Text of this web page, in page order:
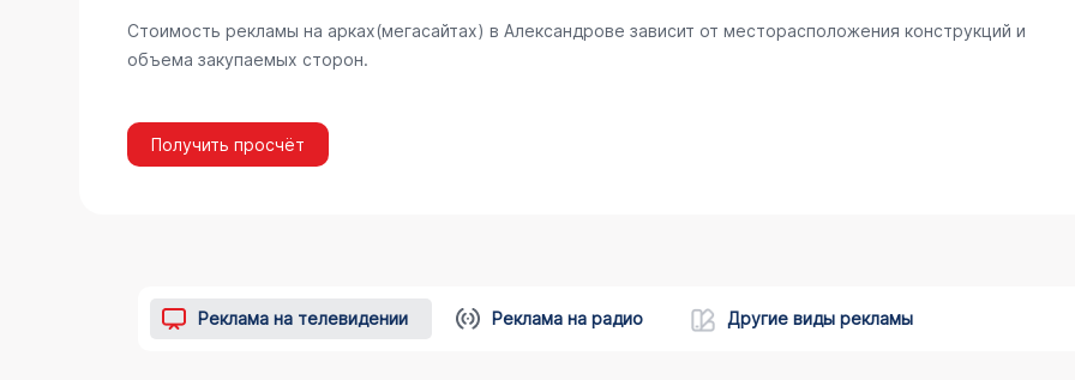
Стоимость рекламы на арках(мегасайтах) в Александрове зависит от месторасположения конструкций и
объема закупаемых сторон.
Получить просчёт
Реклама на телевидении Реклама на радио Другие виды рекламы